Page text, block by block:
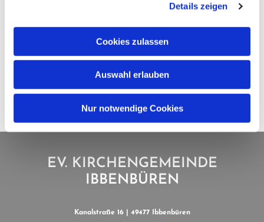
Details zeigen
Cookies zulassen
Auswahl erlauben
Nur notwendige Cookies
EV. KIRCHENGEMEINDE
IBBENBÜREN
Kanalstraße 16 | 49477 Ibbenbüren